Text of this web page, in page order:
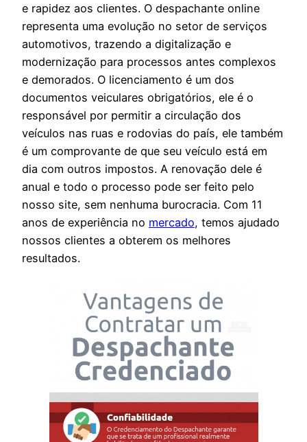
e rapidez aos clientes. O despachante online
representa uma evolução no setor de serviços
automotivos, trazendo a digitalização e
modernização para processos antes complexos
e demorados. O licenciamento é um dos
documentos veiculares obrigatórios, ele é o
responsável por permitir a circulação dos
veículos nas ruas e rodovias do país, ele também
é um comprovante de que seu veículo está em
dia com outros impostos. A renovação dele é
anual e todo o processo pode ser feito pelo
nosso site, sem nenhuma burocracia. Com 11
anos de experiência no mercado, temos ajudado
nossos clientes a obterem os melhores
resultados.